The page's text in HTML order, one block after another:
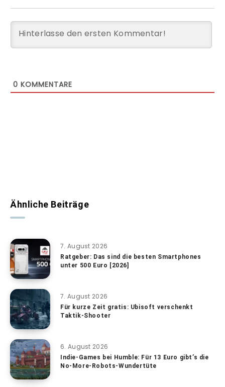
0 KOMMENTARE
Ähnliche Beiträge
7. August 2026
Ratgeber: Das sind die besten Smartphones
unter 500 Euro [2026]
7. August 2026
Für kurze Zeit gratis: Ubisoft verschenkt
Taktik-Shooter
6. August 2026
Indie-Games bei Humble: Für 13 Euro gibt’s die
No-More-Robots-Wundertüte